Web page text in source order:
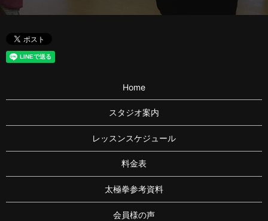
Home
スタジオ案内
レッスンスケジュール
料金表
太極拳参考資料
会員様の声